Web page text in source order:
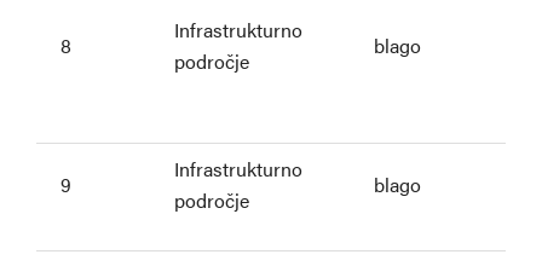
8
Infrastrukturno
področje
blago
9
Infrastrukturno
področje
blago